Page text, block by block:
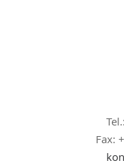
Tel.:
Fax: